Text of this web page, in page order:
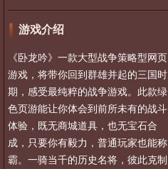
游戏介绍
《卧龙吟》一款大型战争策略型网页
游戏，将带你回到群雄并起的三国时
期，感受最纯粹的战争游戏。此款绿
色页游能让你体会到前所未有的战斗
体验，既无商城道具，也无宝石合
成，只要你有毅力，普通玩家也能称
霸。一骑当千的历史名将，彼此克制